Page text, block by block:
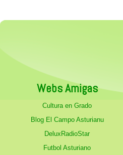
Webs Amigas
Cultura en Grado
Blog El Campo Asturianu
DeluxRadioStar
Futbol Asturiano